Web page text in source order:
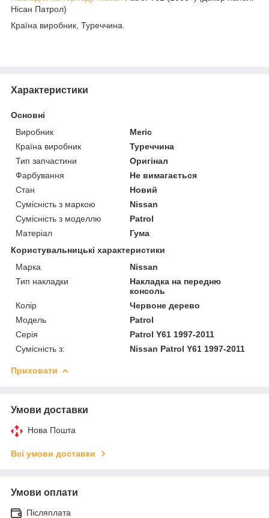
Нісан Патрол)
Країна виробник, Туреччина.
Характеристики
Основні
Виробник
Meric
Країна виробник
Туреччина
Тип запчастини
Оригінал
Фарбування
Не вимагається
Стан
Новий
Сумісність з маркою
Nissan
Сумісність з моделлю
Patrol
Матеріал
Гума
Користувальницькі характеристики
Марка
Nissan
Тип накладки
Накладка на передню
консоль
Колір
Червоне дерево
Модель
Patrol
Серія
Patrol Y61 1997-2011
Сумісність з:
Nissan Patrol Y61 1997-2011
Приховати
Умови доставки
Нова Пошта
Всі умови доставки
Умови оплати
Післяплата